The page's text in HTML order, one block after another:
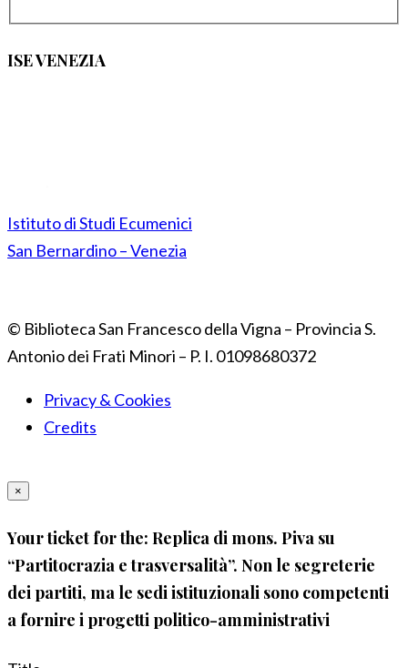
ISE VENEZIA
Istituto di Studi Ecumenici
San Bernardino – Venezia
© Biblioteca San Francesco della Vigna – Provincia S.
Antonio dei Frati Minori – P. I. 01098680372
Privacy & Cookies
Credits
×
Your ticket for the: Replica di mons. Piva su
“Partitocrazia e trasversalità”. Non le segreterie
dei partiti, ma le sedi istituzionali sono competenti
a fornire i progetti politico-amministrativi